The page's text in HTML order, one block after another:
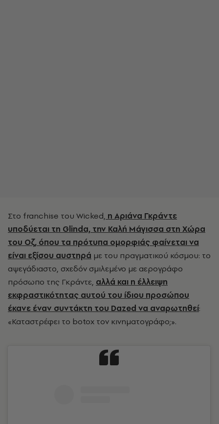
Στο franchise του Wicked, η Αριάνα Γκράντε
υποδύεται τη Glinda, την Καλή Μάγισσα στη Χώρα
του Οζ, όπου τα πρότυπα ομορφιάς φαίνεται να
είναι εξίσου αυστηρά με του πραγματικού κόσμου: το
αψεγάδιαστο, σχεδόν σμιλεμένο με αερογράφο
πρόσωπο της Γκράντε, αλλά και η έλλειψη
εκφραστικότητας αυτού του ίδιου προσώπου
έκανε έναν συντάκτη του Dazed να αναρωτηθεί:
«Καταστρέφει το botox τον κινηματογράφο;».